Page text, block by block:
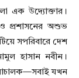
এক উদ্যোক্তার।
ও প্রশাসনের অশুভ
সপরিবারে দেশ
হাসান নবীন।
যখন